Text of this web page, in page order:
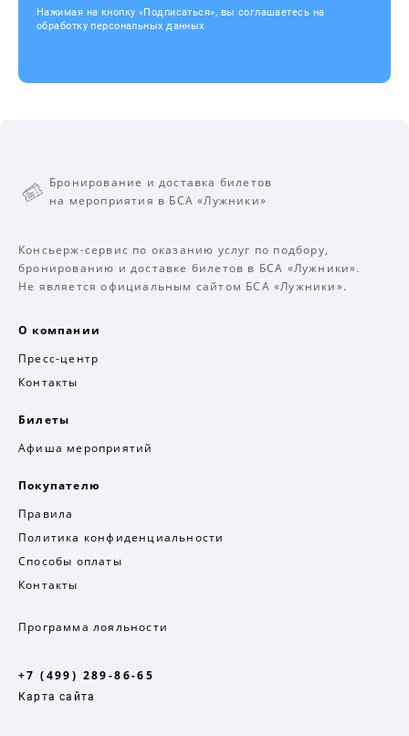
Нажимая на кнопку «Подписаться», вы соглашаетесь на
обработку персональных данных
Бронирование и доставка билетов
на мероприятия в БСА «Лужники»
Консьерж-сервис по оказанию услуг по подбору,
бронированию и доставке билетов в БСА «Лужники».
Не является официальным сайтом БСА «Лужники».
О компании
Пресс-центр
Контакты
Билеты
Афиша мероприятий
Покупателю
Правила
Политика конфиденциальности
Способы оплаты
Контакты
Программа лояльности
+7 (499) 289-86-65
Карта сайта